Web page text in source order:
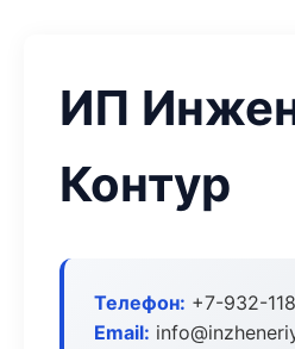
ИП
Контур
Телефон: +7-932-
Email: